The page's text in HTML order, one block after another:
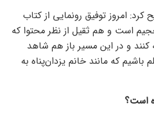
امروز توفیق رونمایی از کتاب
است و هم ثقیل از نظر محتوا که
کنند و در این مسیر باز هم شاهد
که مانند خانم یزدان‌پناه به
است؟